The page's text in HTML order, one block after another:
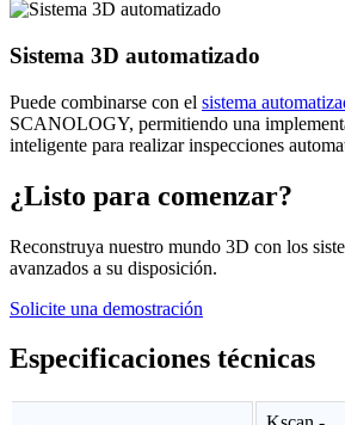
Sistema 3D automatizado
Puede combinarse con el sistema
SCANOLOGY, permitiendo una
inteligente para realizar inspecciones
¿Listo para comenzar?
Reconstruya nuestro mundo 3D con los
avanzados a su disposición.
Solicite una demostración
Especificaciones técnicas